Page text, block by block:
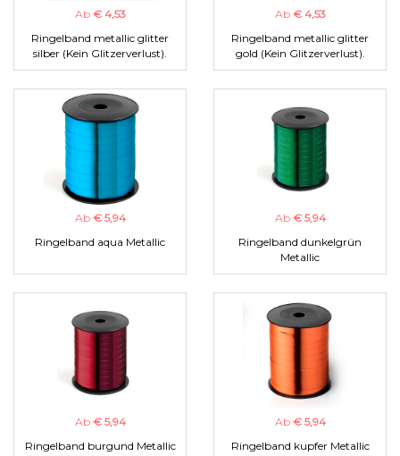
Ab € 4,53
Ringelband metallic glitter
silber (Kein Glitzerverlust).
Ab € 4,53
Ringelband metallic glitter
gold (Kein Glitzerverlust).
Ab € 5,94
Ringelband aqua Metallic
Ab € 5,94
Ringelband dunkelgrün
Metallic
Ab € 5,94
Ringelband burgund Metallic
Ab € 5,94
Ringelband kupfer Metallic